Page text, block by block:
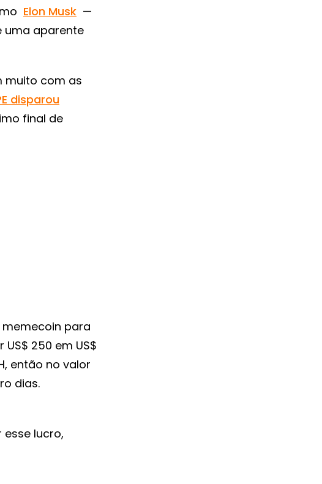
Elon Musk —
uma aparente
muito com as
disparou
final de
para
250 em US$
então no valor
dias.
esse lucro,